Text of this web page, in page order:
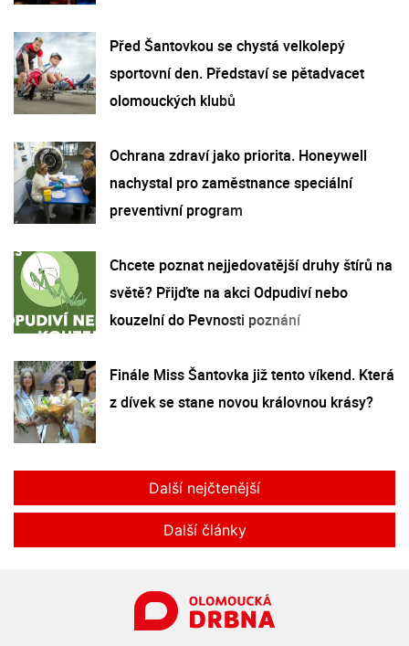
Před Šantovkou se chystá velkolepý
sportovní den. Představí se pětadvacet
olomouckých klubů
Ochrana zdraví jako priorita. Honeywell
nachystal pro zaměstnance speciální
preventivní program
Chcete poznat nejjedovatější druhy štírů na
světě? Přijďte na akci Odpudiví nebo
kouzelní do Pevnosti poznání
Finále Miss Šantovka již tento víkend. Která
z dívek se stane novou královnou krásy?
Další nejčtenější
Další články